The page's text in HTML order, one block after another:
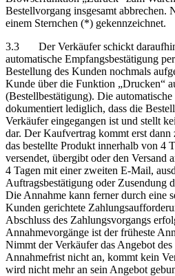
Bestellvorgang insgesamt abbrechen.
einem Sternchen (*) gekennzeichnet.
3.3 Der Verkäufer schickt
automatische Empfangsbestätigung
Bestellung des Kunden nochmals
Kunde über die Funktion „Drucken“
(Bestellbestätigung). Die
dokumentiert lediglich, dass die
Verkäufer eingegangen ist und stellt
dar. Der Kaufvertrag kommt erst dann
das bestellte Produkt innerhalb von 4
versendet, übergibt oder den Versand
4 Tagen mit einer zweiten E-Mail,
Auftragsbestätigung oder Zusendung
Die Annahme kann ferner durch eine
Kunden gerichtete
Abschluss des Zahlungsvorgangs
Annahmevorgänge ist der früheste
Nimmt der Verkäufer das Angebot
Annahmefrist nicht an, kommt kein
wird nicht mehr an sein Angebot